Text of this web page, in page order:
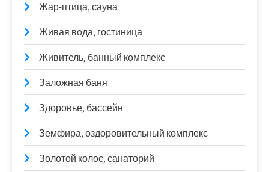
Жар-птица, сауна
Живая вода, гостиница
Живитель, банный комплекс
Заложная баня
Здоровье, бассейн
Земфира, оздоровительный комплекс
Золотой колос, санаторий